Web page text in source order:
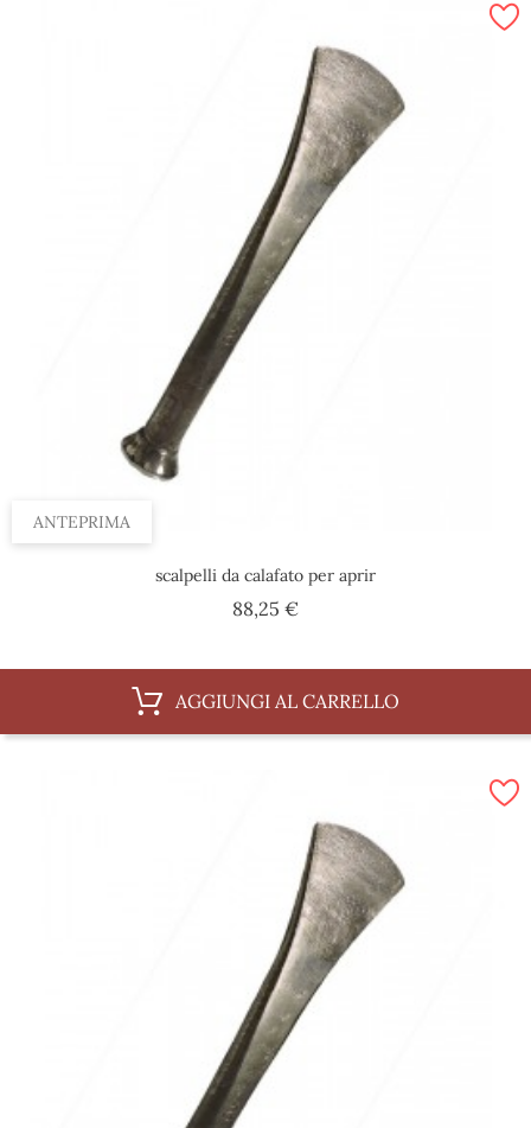
ANTEPRIMA
scalpelli da calafato per aprir
88,25 €Prezzo
AGGIUNGI AL CARRELLO